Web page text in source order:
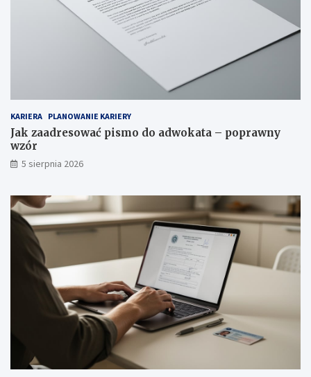
KARIERA PLANOWANIE KARIERY
Jak zaadresować pismo do adwokata – poprawny
wzór
5 sierpnia 2026